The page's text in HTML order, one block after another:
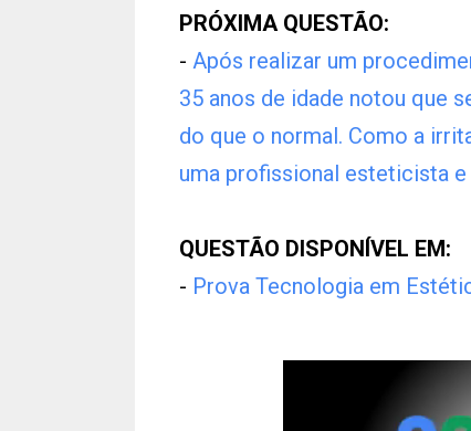
PRÓXIMA QUESTÃO:
- Após realizar um
35 anos de idade notou que
do que o normal. Como a
uma profissional esteticista
QUESTÃO DISPONÍVEL EM:
- Prova Tecnologia em